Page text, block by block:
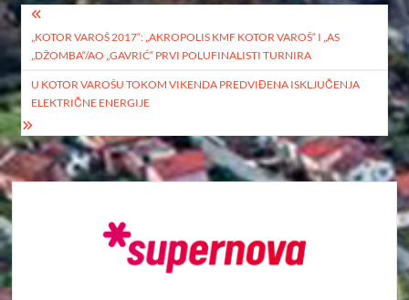
Кретање
чланка
„KOTOR VAROŠ 2017“: „AKROPOLIS KMF KOTOR VAROŠ“ I „AS
„DŽOMBA“/AO „GAVRIĆ“ PRVI POLUFINALISTI TURNIRA
U KOTOR VAROŠU TOKOM VIKENDA PREDVIĐENA ISKLJUČENJA
ELEKTRIČNE ENERGIJE